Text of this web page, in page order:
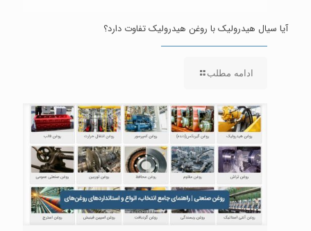
آیا سیال هیدرولیک با روغن هیدرولیک تفاوت دارد؟
ادامه مطلب